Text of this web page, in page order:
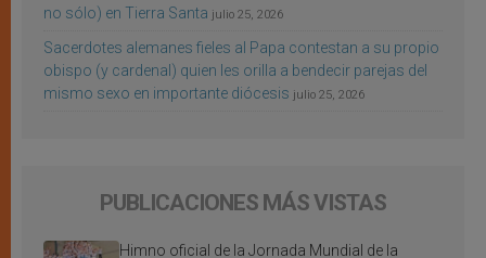
no sólo) en Tierra Santa julio 25, 2026
Sacerdotes alemanes fieles al Papa contestan a su propio
obispo (y cardenal) quien les orilla a bendecir parejas del
mismo sexo en importante diócesis julio 25, 2026
PUBLICACIONES MÁS VISTAS
Himno oficial de la Jornada Mundial de la